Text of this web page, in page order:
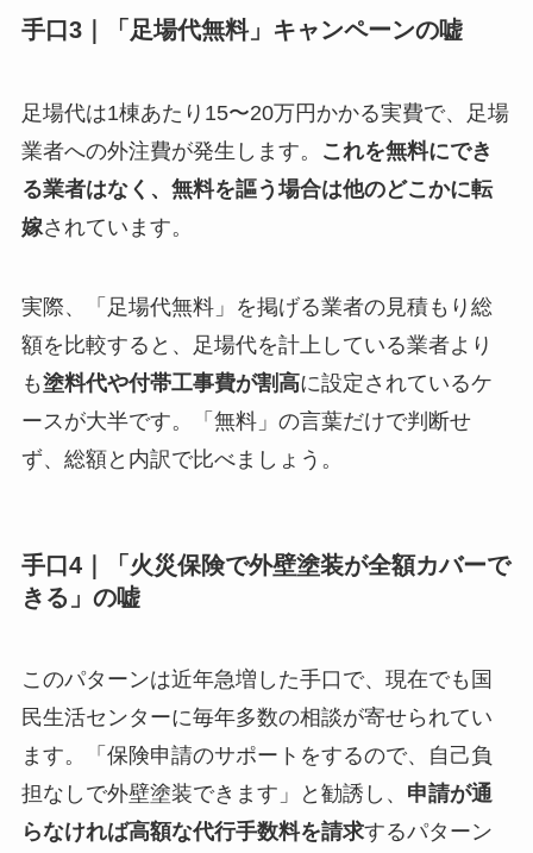
手口3｜「足場代無料」キャンペーンの嘘
足場代は1棟あたり15〜20万円かかる実費で、足場
業者への外注費が発生します。
これを無料にでき
る業者はなく、無料を謳う場合は他のどこかに転
嫁されています。
実際、「足場代無料」を掲げる業者の見積もり総
額を比較すると、足場代を計上している業者より
も塗料代や付帯工事費が割高に設定されているケ
ースが大半です。「無料」の言葉だけで判断せ
ず、総額と内訳で比べましょう。
手口4｜「火災保険で外壁塗装が全額カバーで
きる」の嘘
このパターンは近年急増した手口で、現在でも国
民生活センターに毎年多数の相談が寄せられてい
ます。「保険申請のサポートをするので、自己負
担なしで外壁塗装できます」と勧誘し、 申請が通
らなければ高額な代行手数料を請求するパターン